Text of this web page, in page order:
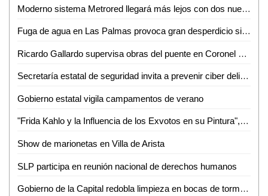
Moderno sistema Metrored llegará más lejos con dos nuevas rutas
Fuga de agua en Las Palmas provoca gran desperdicio sin respuesta de DAPAS
Ricardo Gallardo supervisa obras del puente en Coronel Romero
Secretaría estatal de seguridad invita a prevenir ciber delitos en temporada vacacional
Gobierno estatal vigila campamentos de verano
"Frida Kahlo y la Influencia de los Exvotos en su Pintura", próxima ponencia a la que invita Cultura de San Luis Capital
Show de marionetas en Villa de Arista
SLP participa en reunión nacional de derechos humanos
Gobierno de la Capital redobla limpieza en bocas de tormentas y alcantarillas para evitar riesgos por inundaciones